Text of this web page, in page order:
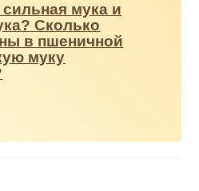
сильная мука и
Сколько
в пшеничной
муку